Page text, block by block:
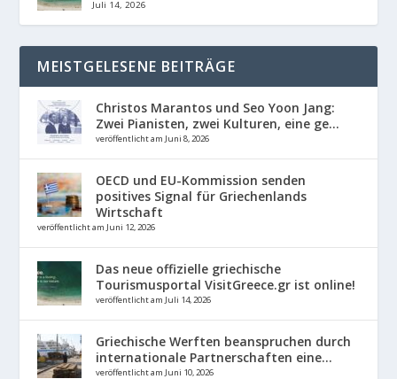
Juli 14, 2026
MEISTGELESENE BEITRÄGE
Christos Marantos und Seo Yoon Jang:
Zwei Pianisten, zwei Kulturen, eine ge...
veröffentlicht am Juni 8, 2026
OECD und EU-Kommission senden
positives Signal für Griechenlands
Wirtschaft
veröffentlicht am Juni 12, 2026
Das neue offizielle griechische
Tourismusportal VisitGreece.gr ist online!
veröffentlicht am Juli 14, 2026
Griechische Werften beanspruchen durch
internationale Partnerschaften eine...
veröffentlicht am Juni 10, 2026